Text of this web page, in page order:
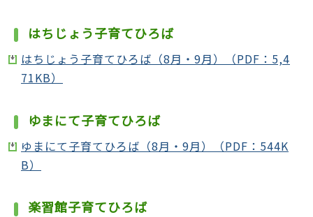
はちじょう子育てひろば
はちじょう子育てひろば（8月・9月）（PDF：5,4
71KB）
ゆまにて子育てひろば
ゆまにて子育てひろば（8月・9月）（PDF：544K
B）
楽習館子育てひろば